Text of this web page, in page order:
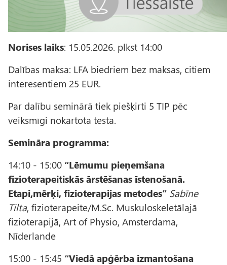
Norises laiks: 15.05.2026. plkst 14:00
Dalības maksa: LFA biedriem bez maksas, citiem
interesentiem 25 EUR.
Par dalību seminārā tiek piešķirti 5 TIP pēc
veiksmīgi nokārtota testa.
Semināra programma:
14:10 - 15:00 “Lēmumu pieņemšana
fizioterapeitiskās ārstēšanas īstenošanā.
Etapi,mērķi, fizioterapijas metodes” Sabīne
Tilta, fizioterapeite/M.Sc. Muskuloskeletālajā
fizioterapijā, Art of Physio, Amsterdama,
Nīderlande
15:00 - 15:45 “Viedā apģērba izmantošana